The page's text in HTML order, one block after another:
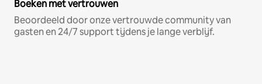
Boeken met vertrouwen
Beoordeeld door onze vertrouwde community van
gasten en 24/7 support tijdens je lange verblijf.